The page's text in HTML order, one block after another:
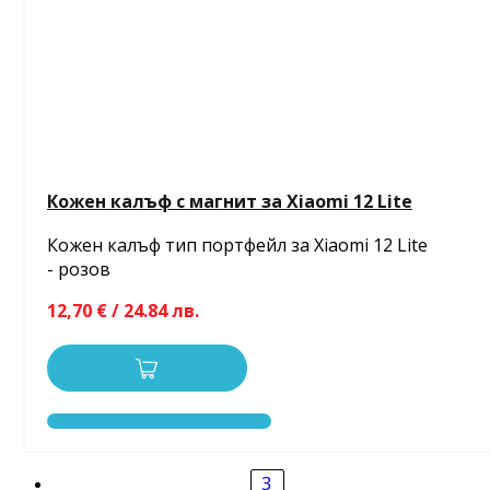
Кожен калъф с магнит за Xiaomi 12 Lite
Кожен калъф тип портфейл за Xiaomi 12 Lite
- розов
12,70 € / 24.84 лв.
3